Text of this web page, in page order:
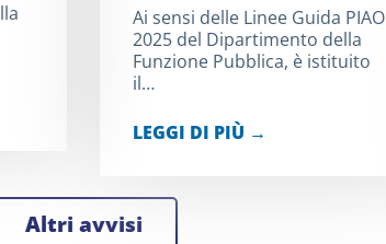
Ai sensi delle Linee Guida PIAO
2025 del Dipartimento della
Funzione Pubblica, è istituito
il…
LEGGI DI PIÙ →
Altri avvisi